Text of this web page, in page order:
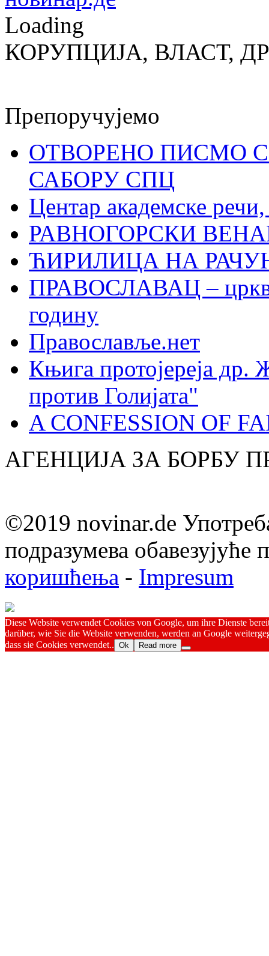
Loading
КОРУПЦИЈА, ВЛАСТ,
Препоручујемо
ОТВОРЕНО ПИСМО
САБОРУ СПЦ
Центар академске
РАВНОГОРСКИ
ЋИРИЛИЦА НА
ПРАВОСЛАВАЦ –
годину
Православље.нет
Књига протојереја др.
против Голијата"
A CONFESSION OF
АГЕНЦИЈА ЗА БОРБУ
©2019 novinar.de
подразумева обавезујуће
коришћења - Impresum
Diese Website verwendet Cookies von Google, um ihre Dienste
darüber, wie Sie die Website verwenden, werden an Google
dass sie Cookies verwendet.. Ok Read more